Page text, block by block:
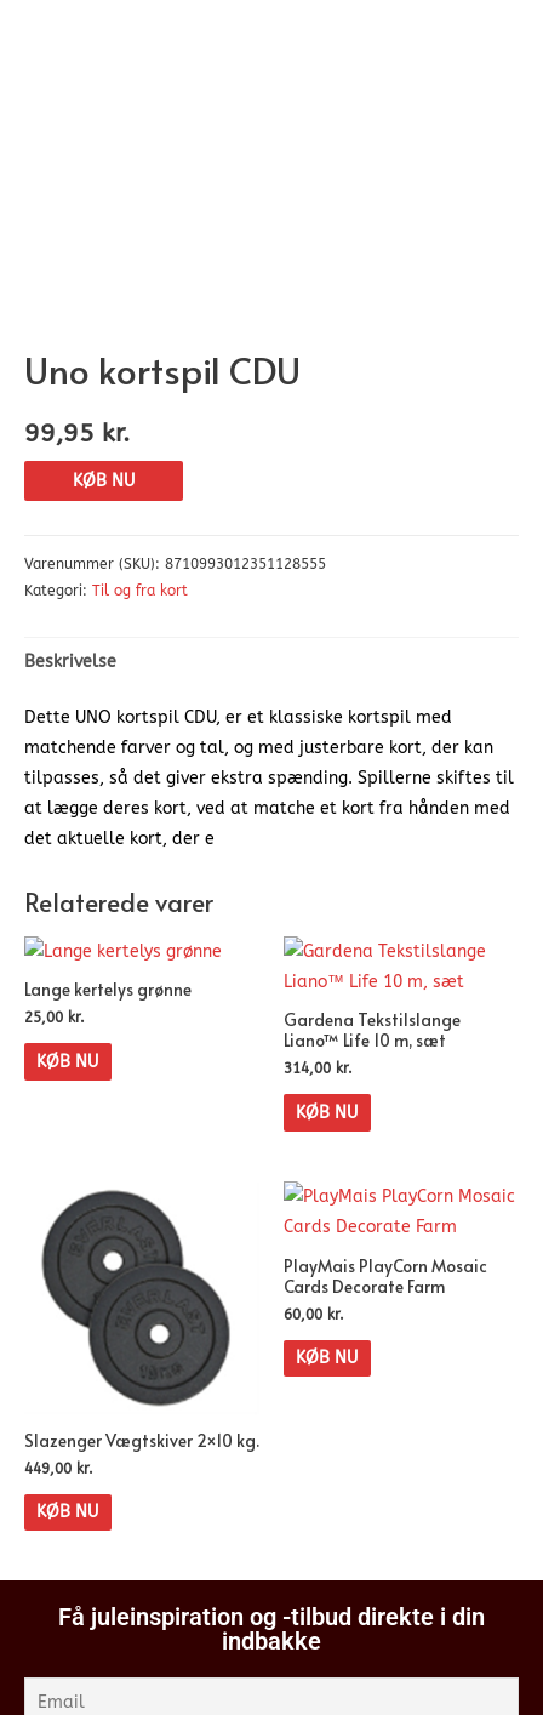
Uno kortspil CDU
99,95 kr.
KØB NU
Varenummer (SKU): 8710993012351128555
Kategori: Til og fra kort
Beskrivelse
Dette UNO kortspil CDU, er et klassiske kortspil med
matchende farver og tal, og med justerbare kort, der kan
tilpasses, så det giver ekstra spænding. Spillerne skiftes til
at lægge deres kort, ved at matche et kort fra hånden med
det aktuelle kort, der e
Relaterede varer
Lange kertelys grønne
25,00 kr.
KØB NU
Gardena Tekstilslange
Liano™ Life 10 m, sæt
314,00 kr.
KØB NU
Slazenger Vægtskiver 2×10 kg.
449,00 kr.
KØB NU
PlayMais PlayCorn Mosaic
Cards Decorate Farm
60,00 kr.
KØB NU
Få juleinspiration og -tilbud direkte i din
indbakke